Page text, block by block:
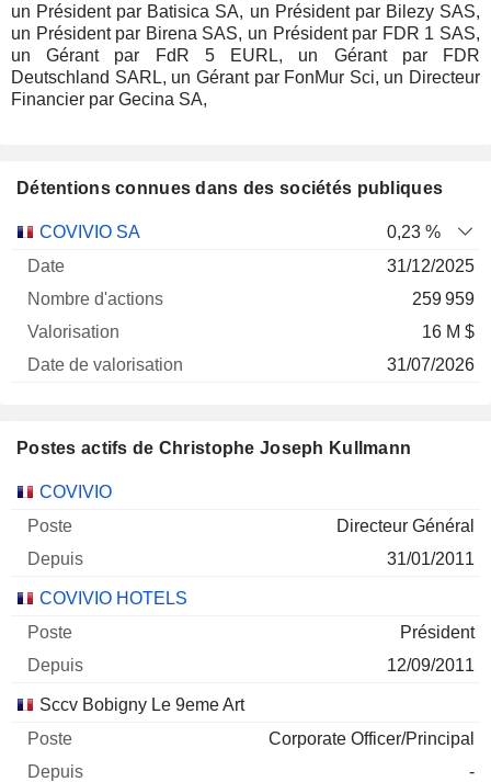
un Président par Batisica SA, un Président par Bilezy SAS,
un Président par Birena SAS, un Président par FDR 1 SAS,
un Gérant par FdR 5 EURL, un Gérant par FDR
Deutschland SARL, un Gérant par FonMur Sci, un Directeur
Financier par Gecina SA,
Détentions connues dans des sociétés publiques
Nombre
Date de
COVIVIO SA
0,23 %
31/12/2025
259 959
16 M $
31/07/2026
Postes actifs de Christophe Joseph Kullmann
Sociétés Poste
COVIVIO
Directeur Général
31/01/2011
COVIVIO HOTELS
Président
12/09/2011
Sccv Bobigny Le 9eme Art
Corporate Officer/Principal
-